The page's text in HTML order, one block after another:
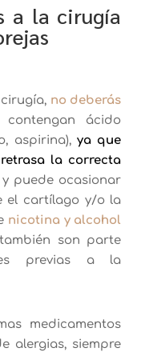
a la cirugía
no deberás
ácido
aspirina), ya que
la correcta
y puede ocasionar
el cartílago y/o la
nicotina y alcohol
son parte
previas a la
medicamentos
alergias, siempre